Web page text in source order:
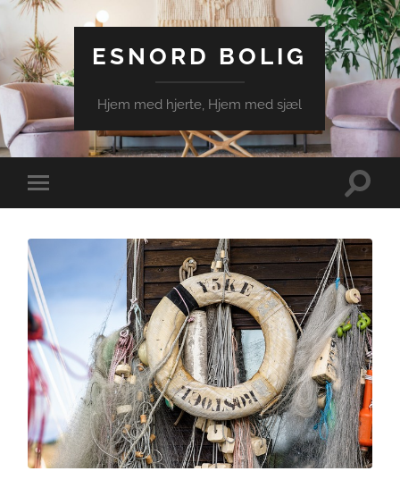
ESNORD BOLIG
Hjem med hjerte, Hjem med sjæl
Toggle
mobile
Toggle